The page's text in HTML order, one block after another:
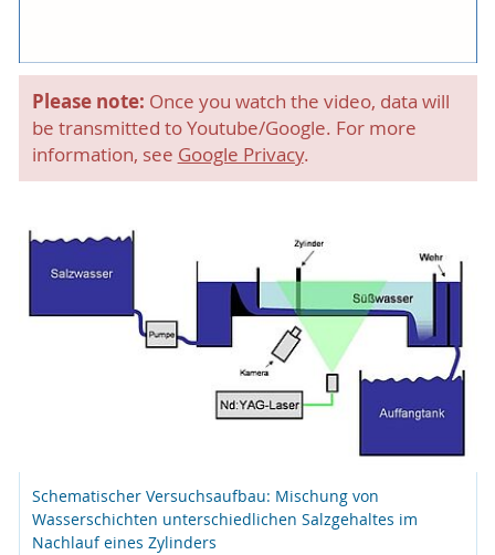
Please note: Once you watch the video, data will
be transmitted to Youtube/Google. For more
information, see Google Privacy.
Schematischer Versuchsaufbau: Mischung von
Wasserschichten unterschiedlichen Salzgehaltes im
Nachlauf eines Zylinders